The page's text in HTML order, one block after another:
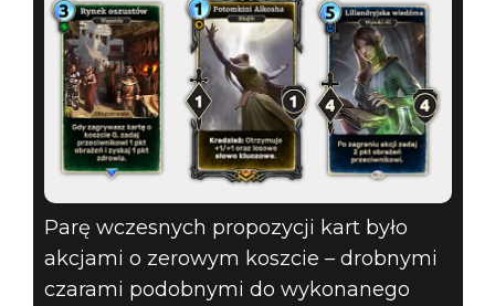
Parę wczesnych propozycji kart było
akcjami o zerowym koszcie – drobnymi
czarami podobnymi do wykonanego